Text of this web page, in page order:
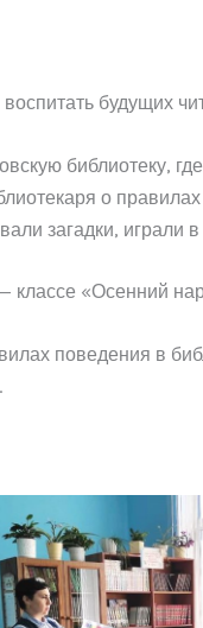
будущих
библиотеку,
о
загадки, играли
«Осенний
поведения в